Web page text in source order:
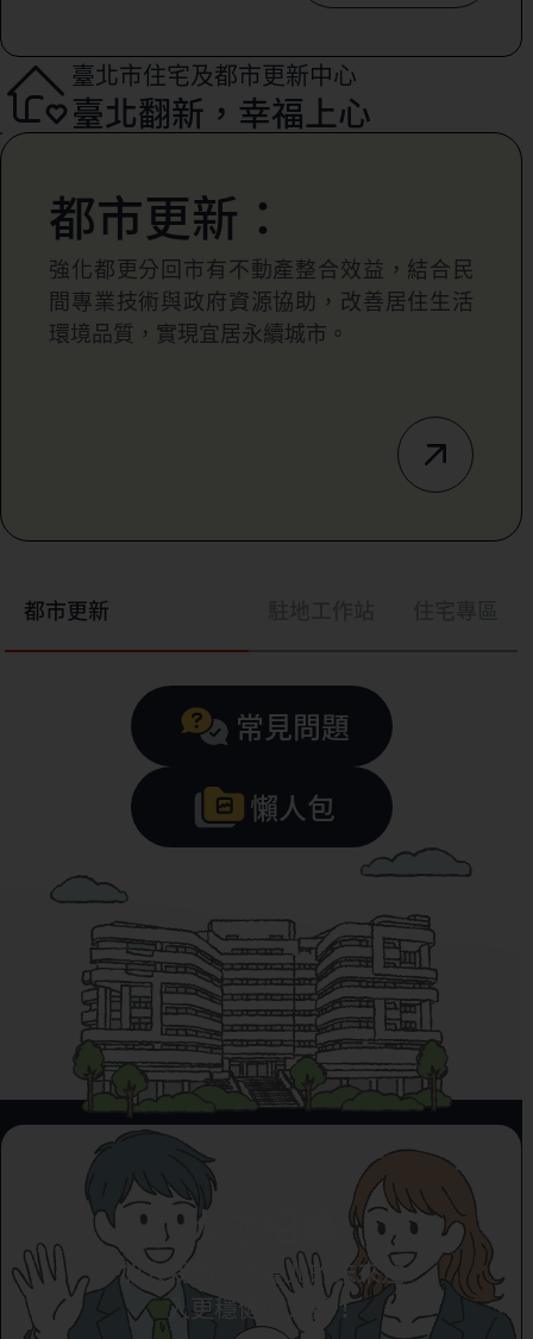
臺北市住宅及都市更新中心
臺北翻新，幸福上心
都市更新
都市更新：
強化都更分回市有不動產整合效益，結合民
間專業技術與政府資源協助，改善居住生活
環境品質，實現宜居永續城市。
常見問題
懶人包
人才招募
加入我們，為臺北的未來注
入更穩健的力量！